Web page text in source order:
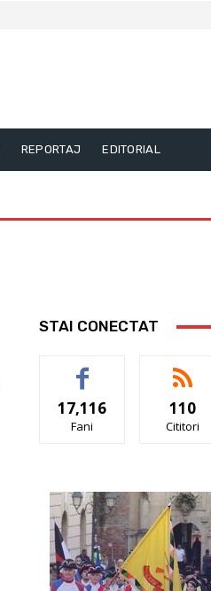
REPORTAJ EDITORIAL
STAI CONECTAT
17,116
Fani
110
Cititori